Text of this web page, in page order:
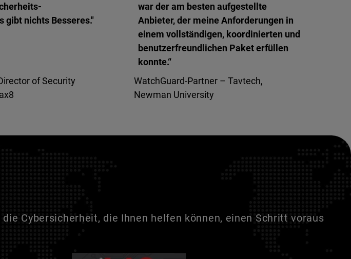
gibt nichts Besseres."
of Security
war der am besten aufgestellte
Anbieter, der meine Anforderungen in
einem vollständigen, koordinierten und
benutzerfreundlichen Paket erfüllen
konnte.“
WatchGuard-Partner – Tavtech,
Newman University
Cybersicherheit, die Ihnen helfen können, einen Schritt voraus